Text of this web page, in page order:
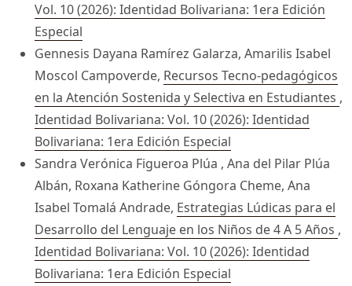
Vol. 10 (2026): Identidad Bolivariana: 1era Edición
Especial
Gennesis Dayana Ramírez Galarza, Amarilis Isabel
Moscol Campoverde, Recursos Tecno-pedagógicos
en la Atención Sostenida y Selectiva en Estudiantes ,
Identidad Bolivariana: Vol. 10 (2026): Identidad
Bolivariana: 1era Edición Especial
Sandra Verónica Figueroa Plúa , Ana del Pilar Plúa
Albán, Roxana Katherine Góngora Cheme, Ana
Isabel Tomalá Andrade, Estrategias Lúdicas para el
Desarrollo del Lenguaje en los Niños de 4 A 5 Años ,
Identidad Bolivariana: Vol. 10 (2026): Identidad
Bolivariana: 1era Edición Especial